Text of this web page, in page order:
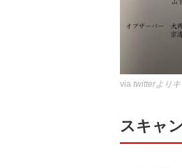
via twitterより
スキャ